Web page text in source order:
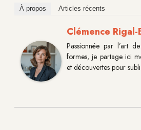
À propos Articles récents
Clémence
Passionnée par l’art
formes, je partage ici
et découvertes pour